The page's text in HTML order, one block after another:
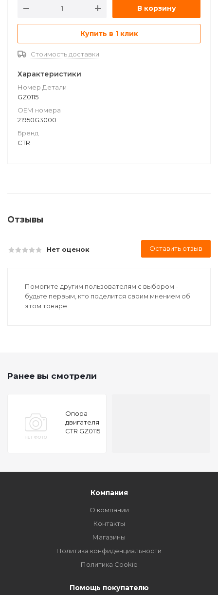
В корзину
Купить в 1 клик
Стоимость доставки
Характеристики
Номер Детали
GZ0115
ОЕМ номера
21950G3000
Бренд
CTR
Отзывы
Нет оценок Оставить отзыв
Помогите другим пользователям с выбором -
будьте первым, кто поделится своим мнением об
этом товаре
Ранее вы смотрели
Опора
двигателя
CTR GZ0115
Компания
О компании
Контакты
Магазины
Политика конфиденциальности
Политика Cookie
Помощь покупателю